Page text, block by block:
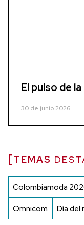
El pulso de
30 de junio 2026
TEMAS
Colombiamoda
Omnicom Día del